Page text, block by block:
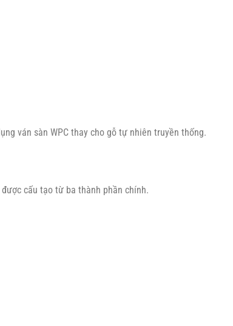
ván sàn WPC thay cho gỗ tự nhiên truyền thống.
cấu tạo từ ba thành phần chính.